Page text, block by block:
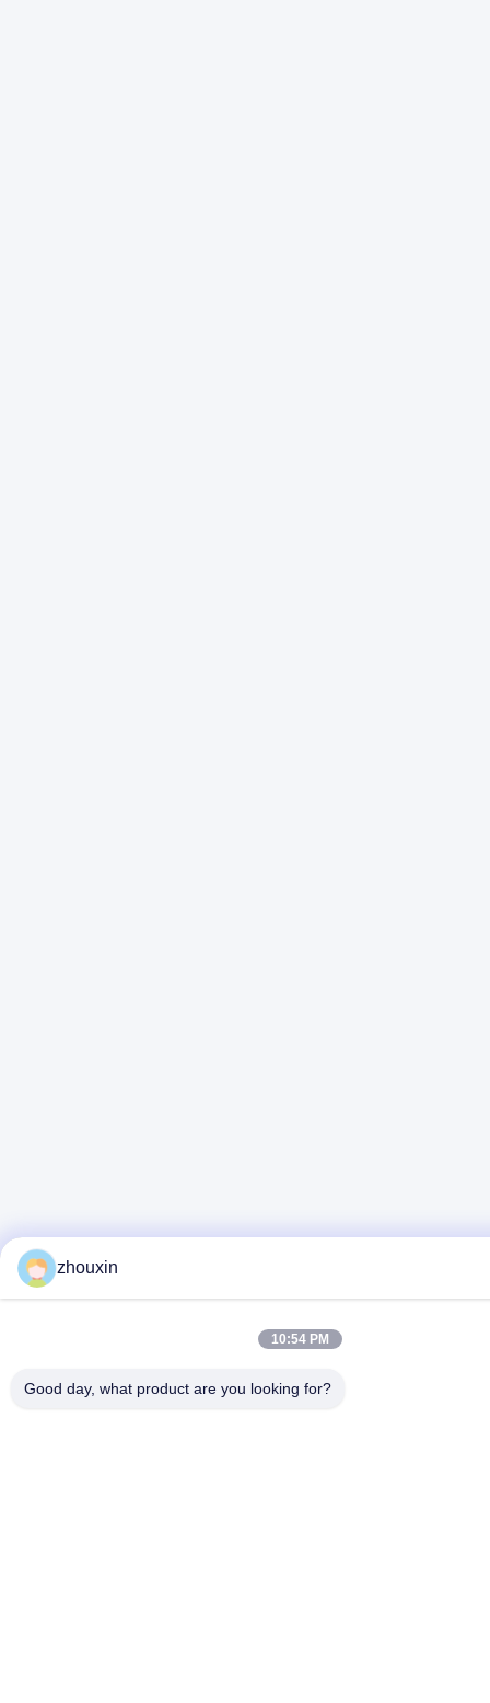
zhouxin
10:54 PM
Good day, what product are you looking for?